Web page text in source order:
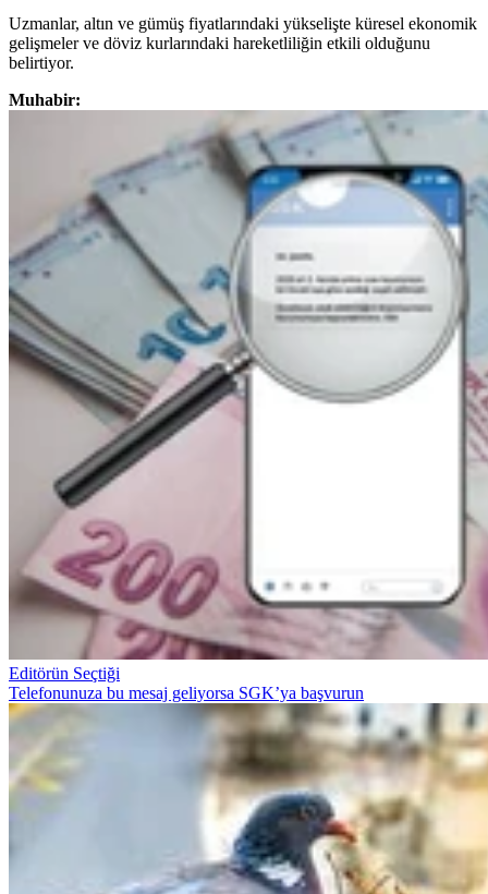
Uzmanlar, altın ve gümüş fiyatlarındaki yükselişte küresel ekonomik
gelişmeler ve döviz kurlarındaki hareketliliğin etkili olduğunu
belirtiyor.
Muhabir:
Editörün Seçtiği
Telefonunuza bu mesaj geliyorsa SGK’ya başvurun